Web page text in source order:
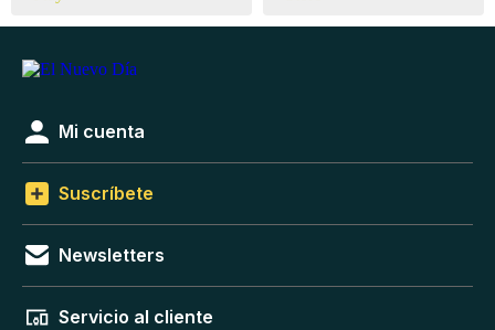
Mi cuenta
Suscríbete
Newsletters
Servicio al cliente